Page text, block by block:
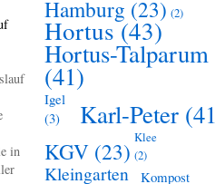
in
Hamburg (23) (2)
Hortus(43)
Hortus-Talparum
(41)
Igel
(3)
Karl-Peter
KGV (23) Klee
(2)
Kleingarten
Kompost